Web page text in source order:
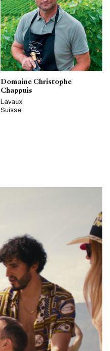
Domaine Christophe
Chappuis
Lavaux
Suisse